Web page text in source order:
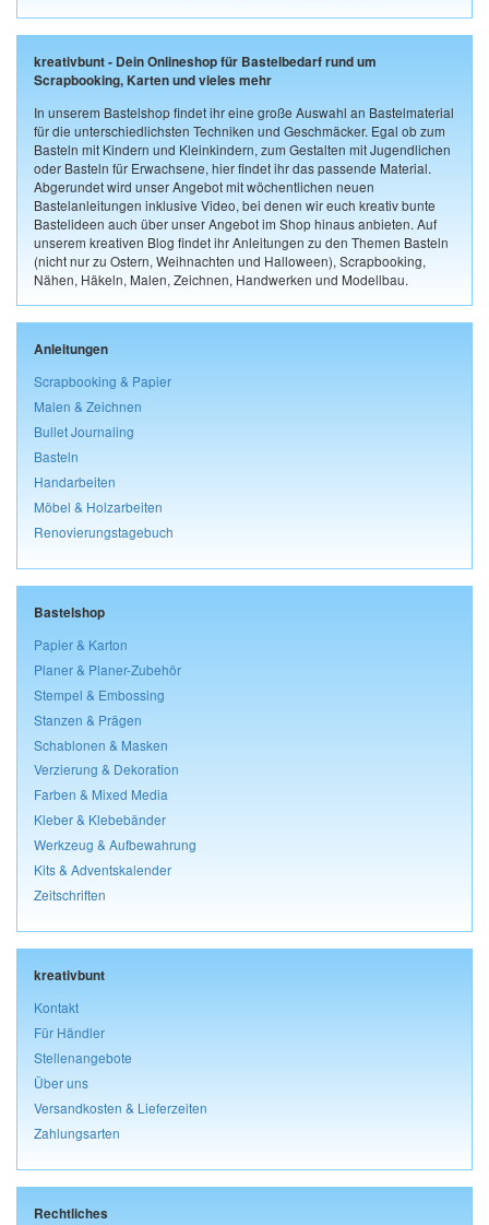
kreativbunt - Dein Onlineshop für Bastelbedarf rund um
Scrapbooking, Karten und vieles mehr
In unserem Bastelshop findet ihr eine große Auswahl an Bastelmaterial
für die unterschiedlichsten Techniken und Geschmäcker. Egal ob zum
Basteln mit Kindern und Kleinkindern, zum Gestalten mit Jugendlichen
oder Basteln für Erwachsene, hier findet ihr das passende Material.
Abgerundet wird unser Angebot mit wöchentlichen neuen
Bastelanleitungen inklusive Video, bei denen wir euch kreativ bunte
Bastelideen auch über unser Angebot im Shop hinaus anbieten. Auf
unserem kreativen Blog findet ihr Anleitungen zu den Themen Basteln
(nicht nur zu Ostern, Weihnachten und Halloween), Scrapbooking,
Nähen, Häkeln, Malen, Zeichnen, Handwerken und Modellbau.
Anleitungen
Scrapbooking & Papier
Malen & Zeichnen
Bullet Journaling
Basteln
Handarbeiten
Möbel & Holzarbeiten
Renovierungstagebuch
Bastelshop
Papier & Karton
Planer & Planer-Zubehör
Stempel & Embossing
Stanzen & Prägen
Schablonen & Masken
Verzierung & Dekoration
Farben & Mixed Media
Kleber & Klebebänder
Werkzeug & Aufbewahrung
Kits & Adventskalender
Zeitschriften
kreativbunt
Kontakt
Für Händler
Stellenangebote
Über uns
Versandkosten & Lieferzeiten
Zahlungsarten
Rechtliches